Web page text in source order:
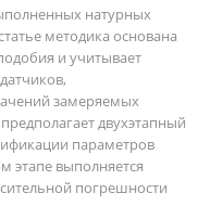
натурных
методика основана
и учитывает
замеряемых
двухэтапный
параметров
этапе выполняется
погрешности